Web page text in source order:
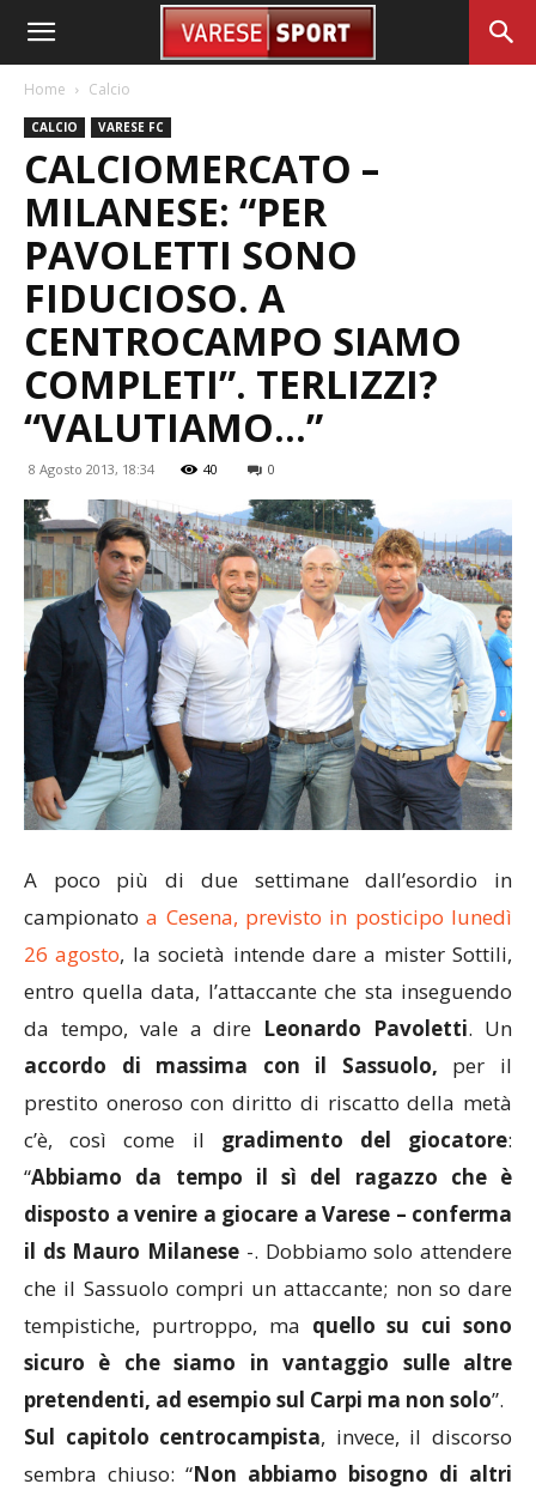
Home Calcio
CALCIO VARESE FC
CALCIOMERCATO –
MILANESE: “PER
PAVOLETTI SONO
FIDUCIOSO. A
CENTROCAMPO SIAMO
COMPLETI”. TERLIZZI?
“VALUTIAMO…”
8 Agosto 2013, 18:34 40 0
A poco più di due settimane dall’esordio in
campionatoa Cesena, previsto in posticipo lunedì
26 agosto, la società intende dare a mister Sottili,
entro quella data, l’attaccante che sta inseguendo
da tempo, vale a dire Leonardo Pavoletti. Un
accordo di massima con il Sassuolo, per il
prestito oneroso con diritto di riscatto della metà
c’è, così come il gradimento del giocatore:
“Abbiamo da tempo il sì del ragazzo che è
disposto a venire a giocare a Varese – conferma
il ds Mauro Milanese -. Dobbiamo solo attendere
che il Sassuolo compri un attaccante; non so dare
tempistiche, purtroppo, ma quello su cui sono
sicuro è che siamo in vantaggio sulle altre
pretendenti, ad esempio sul Carpi ma non solo”.
Sul capitolo centrocampista, invece, il discorso
sembra chiuso: “Non abbiamo bisogno di altri